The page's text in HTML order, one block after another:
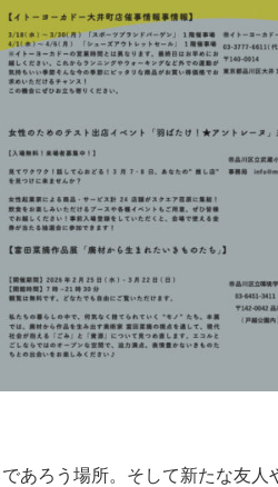
あろう場所。そして新たな友人